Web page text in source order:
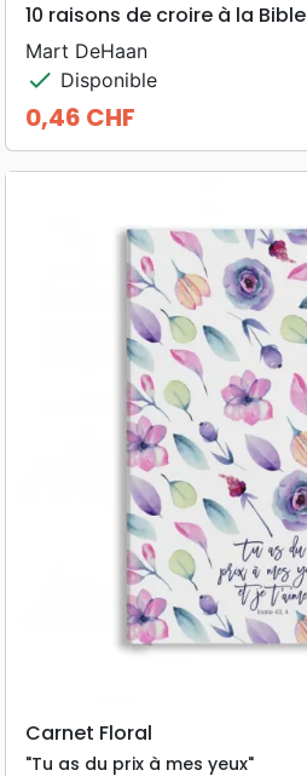
10 raisons de croire à la Bible
Mart DeHaan
check Disponible
Prix
0,46 CHF
Carnet Floral
"Tu as du prix à mes yeux"